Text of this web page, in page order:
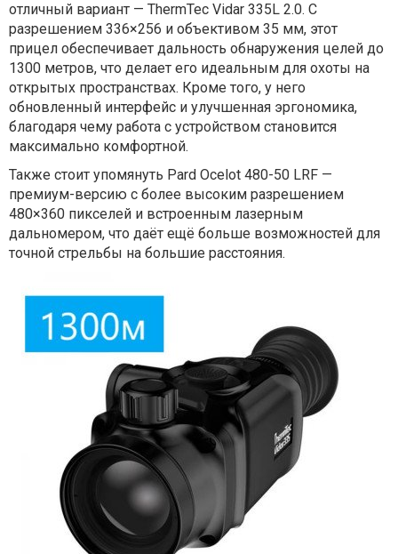
отличный вариант — ThermTec Vidar 335L 2.0. С
разрешением 336×256 и объективом 35 мм, этот
прицел обеспечивает дальность обнаружения целей до
1300 метров, что делает его идеальным для охоты на
открытых пространствах. Кроме того, у него
обновленный интерфейс и улучшенная эргономика,
благодаря чему работа с устройством становится
максимально комфортной.
Также стоит упомянуть Pard Ocelot 480-50 LRF —
премиум-версию с более высоким разрешением
480×360 пикселей и встроенным лазерным
дальномером, что даёт ещё больше возможностей для
точной стрельбы на большие расстояния.